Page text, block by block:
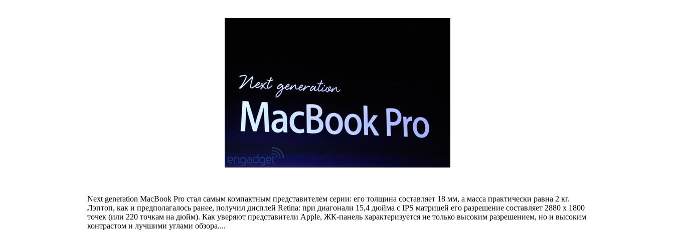
Next generation MacBook Pro стал самым компактным представителем серии: его толщина составляет 18 мм, а масса практически равна 2 кг.
Лэптоп, как и предполагалось ранее, получил дисплей Retina: при диагонали 15,4 дюйма с IPS матрицей его разрешение составляет 2880 х 1800
точек (или 220 точкам на дюйм). Как уверяют представители Apple, ЖК-панель характеризуется не только высоким разрешением, но и высоким
контрастом и лучшими углами обзора....